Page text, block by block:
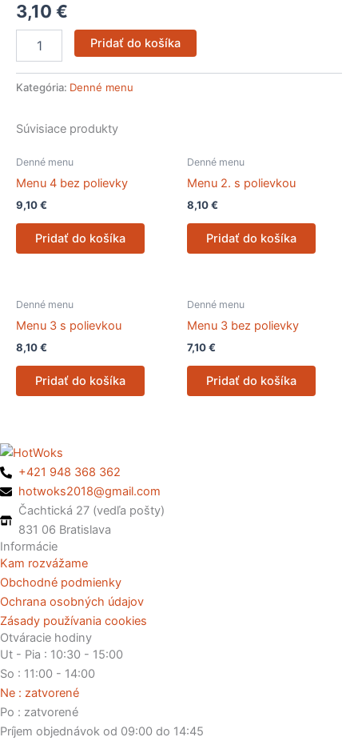
3,10 €
Pridať do košíka
Kategória: Denné menu
Súvisiace produkty
Denné menu
Menu 4 bez polievky
9,10€
Pridať do košíka
Denné menu
Menu 2. s polievkou
8,10€
Pridať do košíka
Denné menu
Menu 3 s polievkou
8,10€
Pridať do košíka
Denné menu
Menu 3 bez polievky
7,10€
Pridať do košíka
+421 948 368 362
hotwoks2018@gmail.com
Čachtická 27 (vedľa pošty)
831 06 Bratislava
Informácie
Kam rozvážame
Obchodné podmienky
Ochrana osobných údajov
Zásady používania cookies
Otváracie hodiny
Ut - Pia : 10:30 - 15:00
So : 11:00 - 14:00
Ne : zatvorené
Po : zatvorené
Príjem objednávok od 09:00 do 14:45